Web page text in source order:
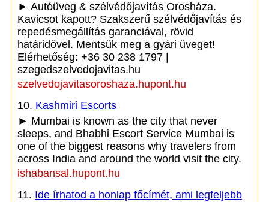
► Autóüveg & szélvédőjavítás Orosháza.
Kavicsot kapott? Szakszerű szélvédőjavítás és
repedésmegállítás garanciával, rövid
határidővel. Mentsük meg a gyári üveget!
Elérhetőség: +36 30 238 1797 |
szegedszelvedojavitas.hu
szelvedojavitasoroshaza.hupont.hu
10. Kashmiri Escorts
► Mumbai is known as the city that never
sleeps, and Bhabhi Escort Service Mumbai is
one of the biggest reasons why travelers from
across India and around the world visit the city.
ishabansal.hupont.hu
11. Ide írhatod a honlap főcímét, ami legfeljebb